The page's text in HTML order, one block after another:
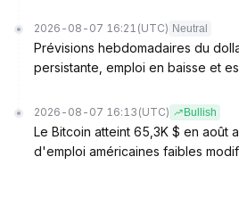
2026-08-07 16:21 (UTC) Neutral
Prévisions hebdomadaires du
persistante, emploi en baisse et
2026-08-07 16:13 (UTC) Bullish
Le Bitcoin atteint 65,3K $ en août
d'emploi américaines faibles